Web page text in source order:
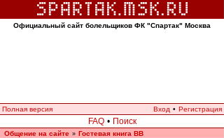
Официальный сайт болельщиков ФК "Спартак" Москва
Полная версия Вход • Регистрация
FAQ • Поиск
Общение на сайте » Гостевая книга ВВ